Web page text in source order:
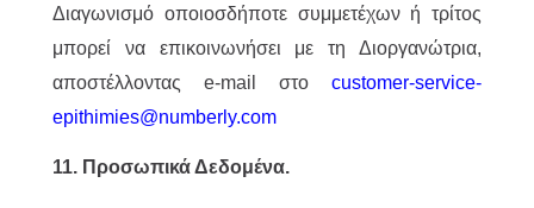
Διαγωνισμό οποιοσδήποτε συμμετέχων ή τρίτος
μπορεί να επικοινωνήσει με τη Διοργανώτρια,
αποστέλλοντας e-mail στο customer-service-
epithimies@numberly.com
11. Προσωπικά Δεδομένα.